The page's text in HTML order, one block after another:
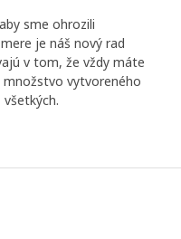
sme ohrozili
je náš nový rad
v tom, že vždy máte
vytvoreného